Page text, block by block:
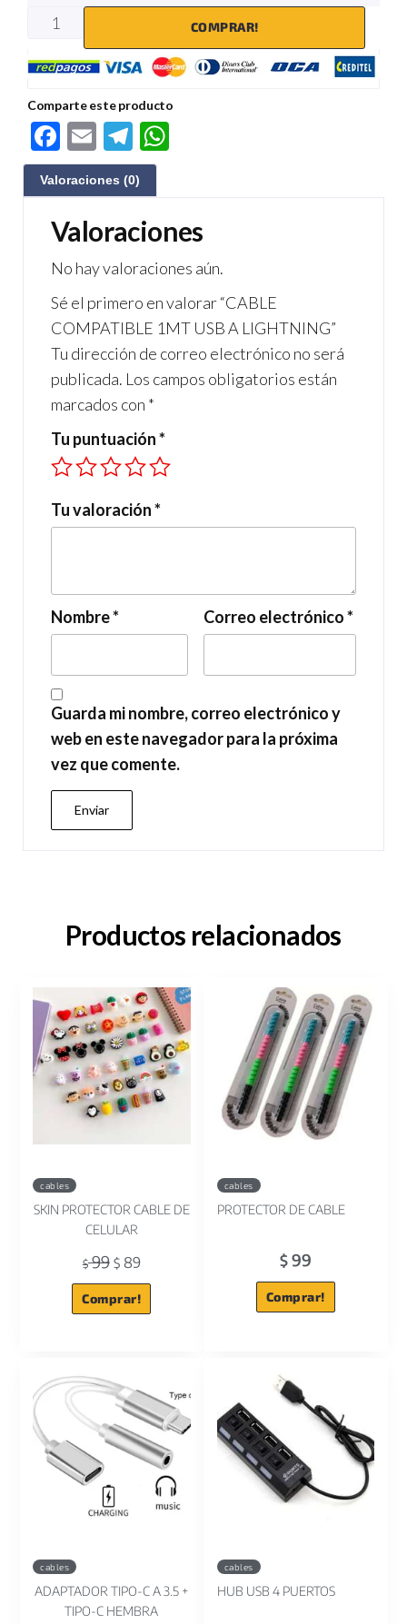
COMPRAR!
Comparte este producto
F
ac
e
b
o
o
k
E
m
ail
Te
le
gr
a
m
s
A
p
p
Valoraciones (0)
Valoraciones
No hay valoraciones aún.
Sé el primero en valorar “CABLE
COMPATIBLE 1MT USB A LIGHTNING”
Tu dirección de correo electrónico no será
publicada. Los campos obligatorios están
marcados con *
Tu puntuación*
Tu valoración*
Nombre* Correo electrónico*
Guarda mi nombre, correo electrónico y
web en este navegador para la próxima
vez que comente.
Productos relacionados
cables
SKIN PROTECTOR CABLE DE
CELULAR
$99 $89
Comprar!
cables
PROTECTOR DE CABLE
$99
Comprar!
cables
ADAPTADOR TIPO-C A 3.5 +
TIPO-C HEMBRA
cables
HUB USB 4 PUERTOS